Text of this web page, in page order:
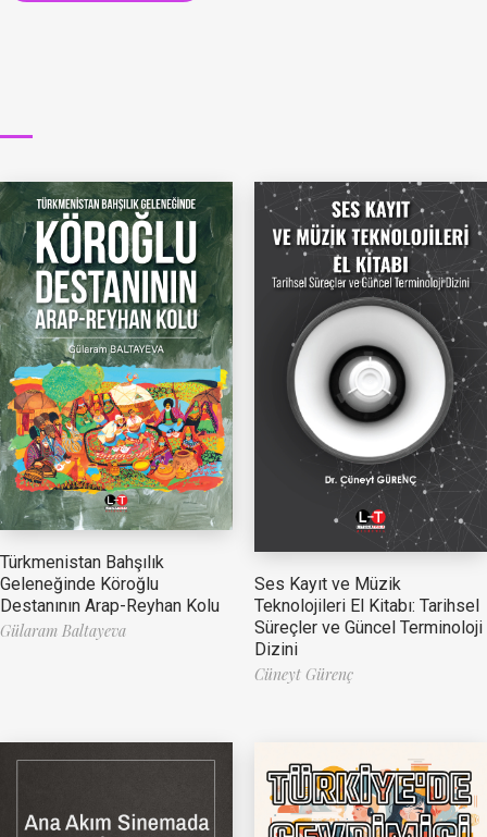
Türkmenistan Bahşılık
Geleneğinde Köroğlu
Destanının Arap-Reyhan Kolu
Gülaram Baltayeva
Ses Kayıt ve Müzik
Teknolojileri El Kitabı: Tarihsel
Süreçler ve Güncel Terminoloji
Dizini
Cüneyt Gürenç